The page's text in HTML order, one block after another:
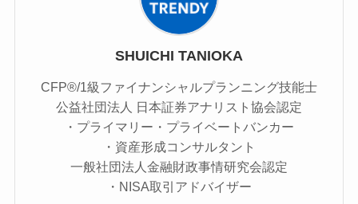
SHUICHI TANIOKA
CFP®/1級ファイナンシャルプランニング技能士
公益社団法人 日本証券アナリスト協会認定
・プライマリー・プライベートバンカー
・資産形成コンサルタント
一般社団法人金融財政事情研究会認定
・NISA取引アドバイザー